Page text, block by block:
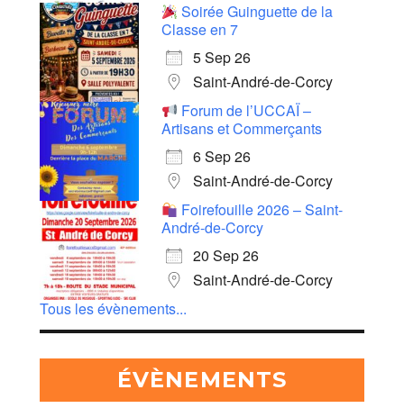
Soirée Guinguette de la
Classe en 7
5 Sep 26
Saint-André-de-Corcy
Forum de l’UCCAÏ –
Artisans et Commerçants
6 Sep 26
Saint-André-de-Corcy
Foirefouille 2026 – Saint-
André-de-Corcy
20 Sep 26
Saint-André-de-Corcy
Tous les évènements...
ÉVÈNEMENTS